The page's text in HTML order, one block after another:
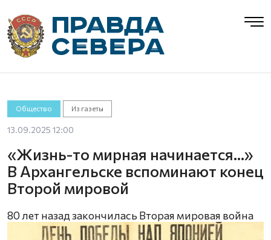
Общество Из газеты
13.09.2025 12:00
«Жизнь-то мирная начинается…»
В Архангельске вспоминают конец
Второй мировой
80 лет назад закончилась Вторая мировая война